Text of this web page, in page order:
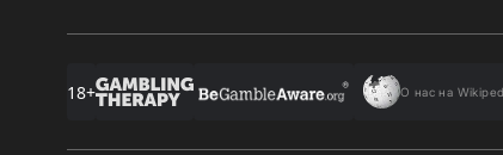
18+ О нас на